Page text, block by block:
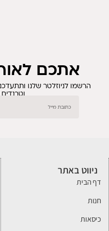
אתכם
הרשמו לניוזלטר שלנו
ניווט באתר
דף הבית
חנות
כיסאות